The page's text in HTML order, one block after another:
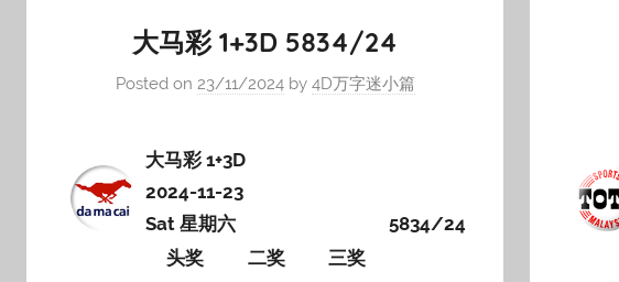
大马彩 1+3D 5834/24
Posted on 23/11/2024by 4D万字迷小篇
大马彩 1+3D
2024-11-23
Sat 星期六
5834/24
头奖
二奖 三奖